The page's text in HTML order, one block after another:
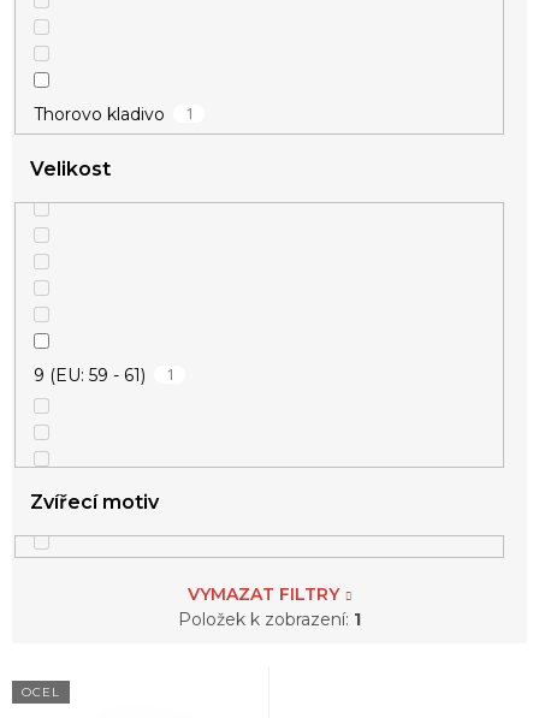
Thorovo kladivo 1
Velikost
9 (EU: 59 - 61) 1
Zvířecí motiv
VYMAZAT FILTRY
Položek k zobrazení: 1
V
ýOCEL